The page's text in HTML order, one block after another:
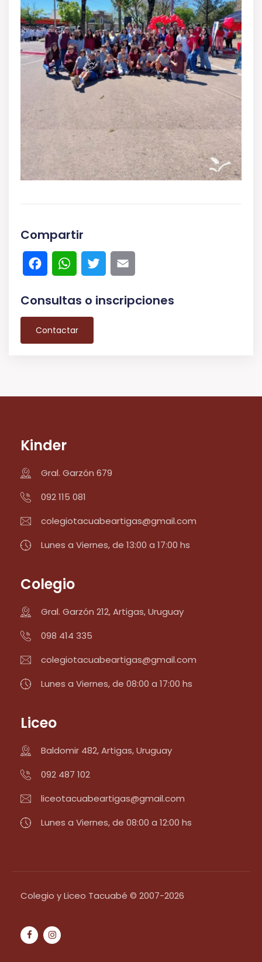
Compartir
FacebookWhatsApp
Twitter
Consultas o inscripciones
Contactar
Kinder
Gral. Garzón 679
092 115 081
colegiotacuabeartigas@gmail.com
Lunes a Viernes, de 13:00 a 17:00 hs
Colegio
Gral. Garzón 212, Artigas, Uruguay
098 414 335
colegiotacuabeartigas@gmail.com
Lunes a Viernes, de 08:00 a 17:00 hs
Liceo
Baldomir 482, Artigas, Uruguay
092 487 102
liceotacuabeartigas@gmail.com
Lunes a Viernes, de 08:00 a 12:00 hs
Colegio y Liceo Tacuabé © 2007-2026